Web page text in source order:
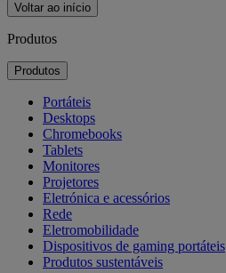
Voltar ao início
Produtos
Produtos
Portáteis
Desktops
Chromebooks
Tablets
Monitores
Projetores
Eletrónica e acessórios
Rede
Eletromobilidade
Dispositivos de gaming portáteis
Produtos sustentáveis